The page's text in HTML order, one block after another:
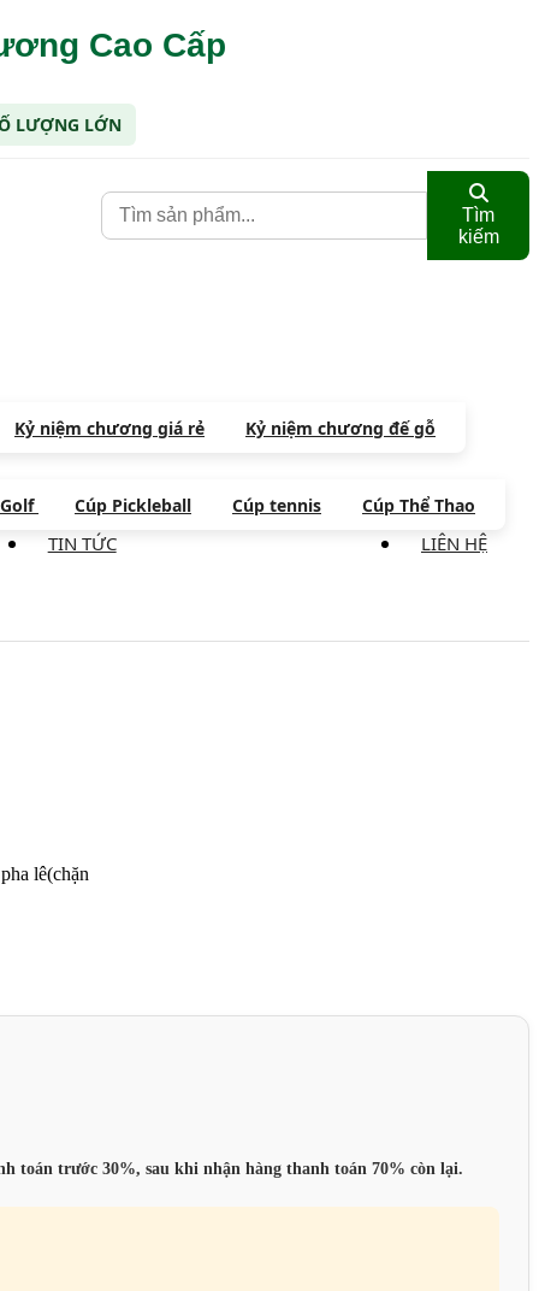
Cao Cấp
LƯỢNG LỚN
Tìm
kiếm
Kỷ niệm chương giá rẻ Kỷ niệm chương đế gỗ
Cúp Pickleball Cúp tennis Cúp Thể Thao
TIN TỨC LIÊN HỆ
lê(chặn
toán trước 30%, sau khi nhận hàng thanh toán 70% còn lại.